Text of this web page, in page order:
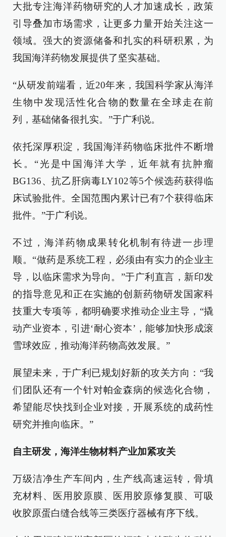
大批专注海洋药物研究的人才加速成长，政策
引导叠加市场需求，让更多力量开始关注这一
领域。强大的资源储备和扎实的科研积累，为
我国海洋药物发展提供了坚实基础。
“从研发前端看，近20年来，我国科学家从海洋
生物中发现活性化合物的数量在全球走在前
列，基础储备很扎实。”于广利说。
依托深厚积淀，我国海洋药物临床批件不断增
长。“光是中国海洋大学，近年就有抗肿瘤
BG136、抗乙肝病毒LY102等5个候选药获得临
床试验批件。全国范围内累计已有7个获得临床
批件。”于广利说。
不过，海洋药物成果转化机制有待进一步理
顺。“做药是系统工程，必须由有实力的企业主
导，以临床需求为导向。”于广利直言，新印发
的指导意见和正在实施的创新药物研发国家科
技重大专项等，都明确要求推动企业主导，“撬
动产业资本，引进‘耐心资本’，能够加快形成滚
雪球效应，推动海洋药物高效发展。”
展望未来，于广利已规划好新的攻关方向：“我
们团队还有一个针对帕金森病的候选化合物，
希望能尽快找到企业对接，开展系统的成药性
研究并推向临床。”
自主研发，海洋生物材料产业加紧攻关
万级洁净生产车间内，生产线高速运转，骨填
充材料、医用胶原膜、医用胶原修复膜、可吸
收胶原蛋白缝合线等三类医疗器械有序下线。